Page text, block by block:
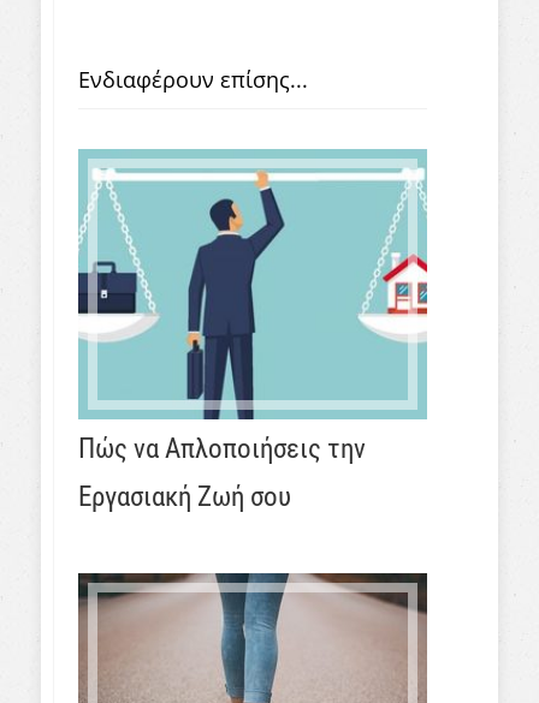
Ενδιαφέρουν επίσης...
Πώς να Απλοποιήσεις την
Εργασιακή Ζωή σου